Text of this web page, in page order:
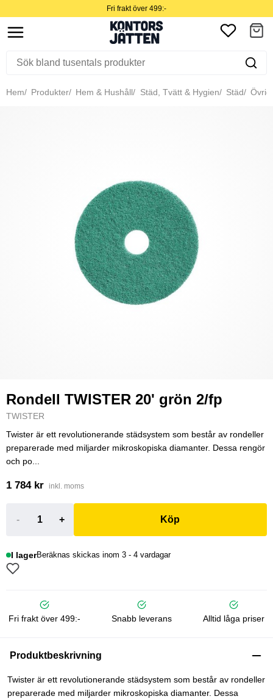
Fri frakt över 499:-
Hem Produkter Hem & Hushåll Städ, Tvätt & Hygien Städ
Rondell TWISTER 20' grön 2/fp
TWISTER
Twister är ett revolutionerande städsystem som består av rondeller
preparerade med miljarder mikroskopiska diamanter. Dessa rengör
och po...
1 784 kr inkl. moms
- + Köp
I lagerBeräknas skickas inom 3 - 4 vardagar
Fri frakt över 499:- Snabb leverans Alltid låga priser
Produktbeskrivning
Twister är ett revolutionerande städsystem som består av rondeller
preparerade med miljarder mikroskopiska diamanter. Dessa